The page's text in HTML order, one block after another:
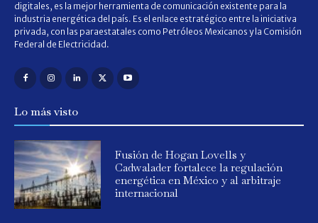
digitales, es la mejor herramienta de comunicación existente para la
industria energética del país. Es el enlace estratégico entre la iniciativa
privada, con las paraestatales como Petróleos Mexicanos y la Comisión
Federal de Electricidad.
Lo más visto
Fusión de Hogan Lovells y
Cadwalader fortalece la regulación
energética en México y al arbitraje
internacional